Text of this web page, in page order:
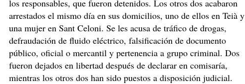
los responsables, que fueron detenidos. Los otros dos acabaron
arrestados el mismo día en sus domicilios, uno de ellos en Teià y
una mujer en Sant Celoni. Se les acusa de tráfico de drogas,
defraudación de fluido eléctrico, falsificación de documento
público, oficial o mercantil y pertenencia a grupo criminal. Dos
fueron dejados en libertad después de declarar en comisaría,
mientras los otros dos han sido puestos a disposición judicial.